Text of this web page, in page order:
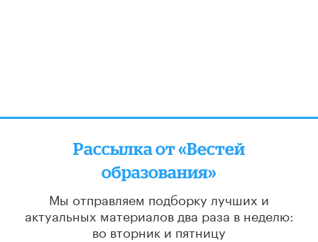
Рассылка от «Вестей
образования»
Мы отправляем подборку лучших и
актуальных материалов два раза в неделю:
во вторник и пятницу